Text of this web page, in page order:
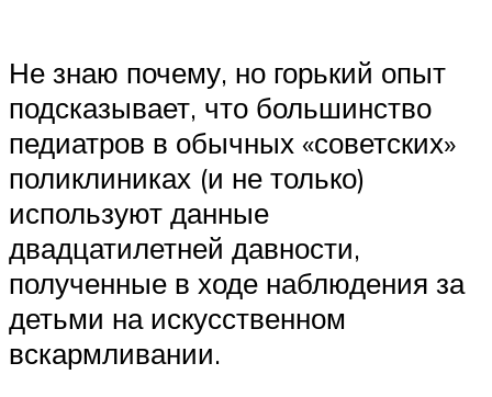
Не знаю почему, но горький опыт
подсказывает, что большинство
педиатров в обычных «советских»
поликлиниках (и не только)
используют данные
двадцатилетней давности,
полученные в ходе наблюдения за
детьми на искусственном
вскармливании.